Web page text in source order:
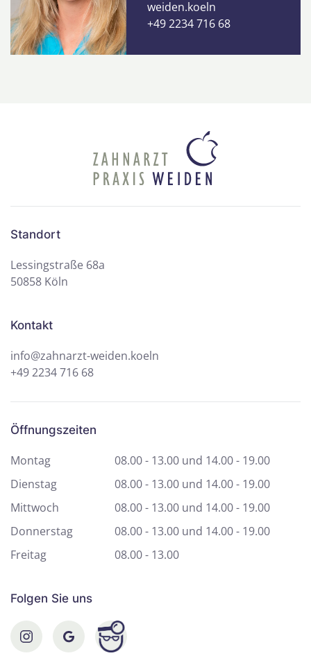
weiden.koeln
+49 2234 716 68
Standort
Lessingstraße 68a
50858 Köln
Kontakt
info@zahnarzt-weiden.koeln
+49 2234 716 68
Öffnungszeiten
Montag 08.00 - 13.00 und 14.00 - 19.00
Dienstag
08.00 - 13.00 und 14.00 - 19.00
Mittwoch
08.00 - 13.00 und 14.00 - 19.00
Donnerstag
08.00 - 13.00 und 14.00 - 19.00
Freitag
08.00 - 13.00
Folgen Sie uns